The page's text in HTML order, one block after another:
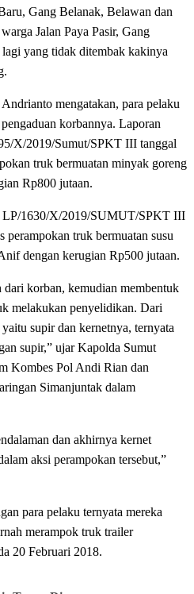
Gang Belanak, Belawan dan
Jalan Paya Pasir, Gang
yang tidak ditembak kakinya
mengatakan, para pelaku
korbannya. Laporan
X/2019/Sumut/SPKT III tanggal
truk bermuatan minyak goreng
Rp800 jutaan.
LP/1630/X/2019/SUMUT/SPKT III
perampokan truk bermuatan susu
dengan kerugian Rp500 jutaan.
dari korban, kemudian membentuk
melakukan penyelidikan. Dari
supir dan kernetnya, ternyata
supir,” ujar Kapolda Sumut
Kombes Pol Andi Rian dan
Simanjuntak dalam
dan akhirnya kernet
aksi perampokan tersebut,”
para pelaku ternyata mereka
merampok truk trailer
20 Februari 2018.